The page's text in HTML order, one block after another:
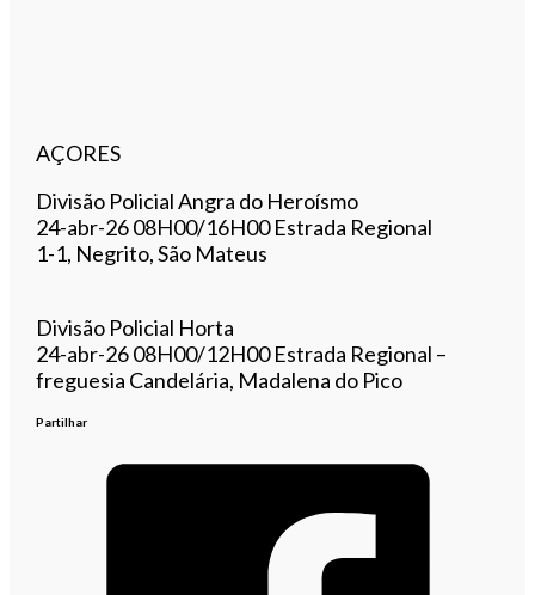
AÇORES
​Divisão Policial Angra do Heroísmo
​24-abr-26 08H00/16H00 Estrada Regional
1-1, Negrito, São Mateus
Divisão Policial Horta
​24-abr-26 08H00/12H00 Estrada Regional –
freguesia Candelária, Madalena do Pico
Partilhar